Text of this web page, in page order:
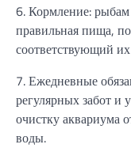
6. Кормление: рыбам
правильная пища,
соответствующий
7. Ежедневные
регулярных забот и
очистку аквариума
воды.